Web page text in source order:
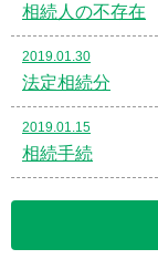
相続人の不存在
2019.01.30
法定相続分
2019.01.15
相続手続